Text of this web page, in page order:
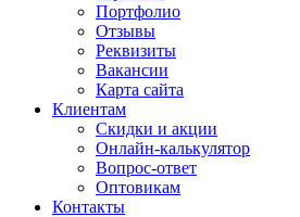
Портфолио
Отзывы
Реквизиты
Вакансии
Карта сайта
Клиентам
Скидки и акции
Онлайн-калькулятор
Вопрос-ответ
Оптовикам
Контакты